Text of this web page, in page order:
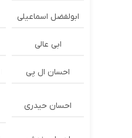
ابولفضل اسماعیلی
ابی عالی
احسان ال پی
احسان حیدری